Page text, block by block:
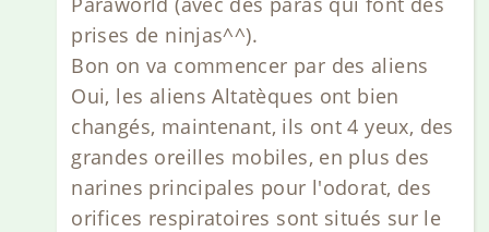
prises de ninjas^^).
Bon on va commencer par des aliens
Oui, les aliens Altatèques ont bien
changés, maintenant, ils ont 4 yeux, des
grandes oreilles mobiles, en plus des
narines principales pour l'odorat, des
orifices respiratoires sont situés sur le